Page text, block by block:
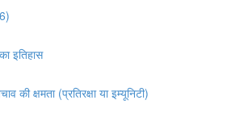
इतिहास
की क्षमता (प्रतिरक्षा या इम्यूनिटी)